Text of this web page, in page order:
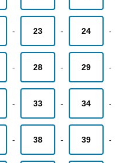
- 23 - 24 -
- 28 - 29 -
- 33 - 34 -
- 38 - 39 -